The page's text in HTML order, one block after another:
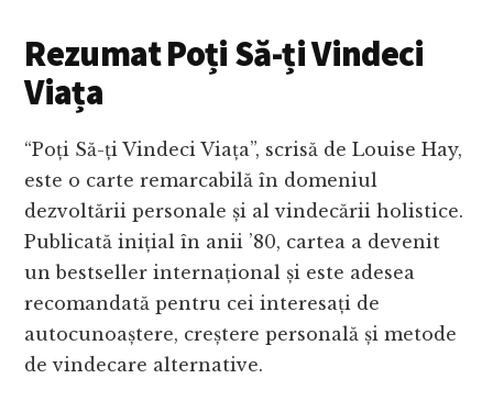
Rezumat Poți Să-ți Vindeci
Viața
“Poți Să-ți Vindeci Viața”, scrisă de Louise Hay,
este o carte remarcabilă în domeniul
dezvoltării personale și al vindecării holistice.
Publicată inițial în anii ’80, cartea a devenit
un bestseller internațional și este adesea
recomandată pentru cei interesați de
autocunoaștere, creștere personală și metode
de vindecare alternative.